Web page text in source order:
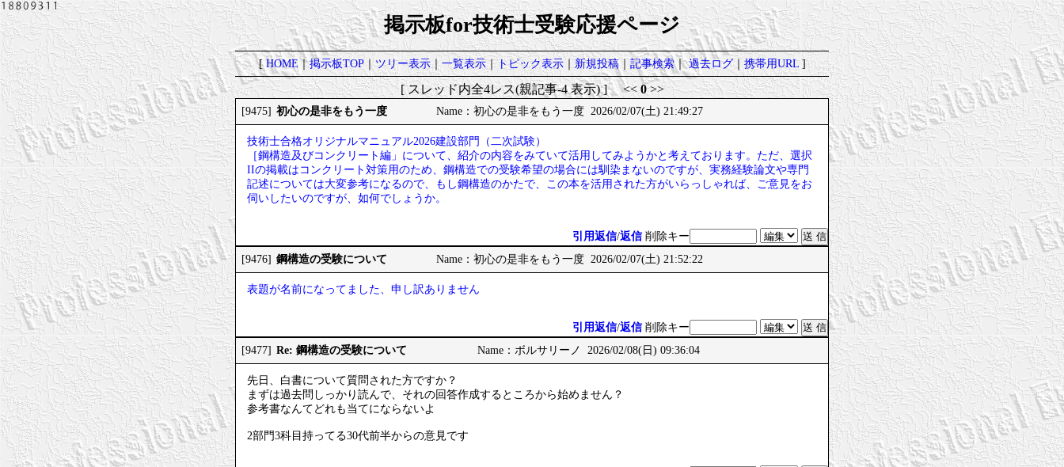
掲示板for技術士受験応援ページ
[HOME｜掲示板TOP｜ツリー表示｜一覧表示｜トピック表示｜新規投稿｜記事検索｜過去ログ｜携帯用URL]
[ スレッド内全4レス(親記事-4 表示) ] <<0>>
[9475] 初心の是非をもう一度 Name：初心の是非をもう一度 2026/02/07(土) 21:49:27
技術士合格オリジナルマニュアル2026建設部門（二次試験）
［鋼構造及びコンクリート編」について、紹介の内容をみていて活用してみようかと考えております。ただ、選択
IIの掲載はコンクリート対策用のため、鋼構造での受験希望の場合には馴染まないのですが、実務経験論文や専門
記述については大変参考になるので、もし鋼構造のかたで、この本を活用された方がいらっしゃれば、ご意見をお
伺いしたいのですが、如何でしょうか。
引用返信/返信 削除キー
[9476] 鋼構造の受験について Name：初心の是非をもう一度 2026/02/07(土) 21:52:22
表題が名前になってました、申し訳ありません
引用返信/返信 削除キー
[9477] Re: 鋼構造の受験について Name：ボルサリーノ 2026/02/08(日) 09:36:04
先日、白書について質問された方ですか？
まずは過去問しっかり読んで、それの回答作成するところから始めません？
参考書なんてどれも当てにならないよ
2部門3科目持ってる30代前半からの意見です